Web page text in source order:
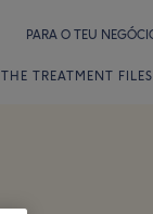
PARA O TEU
THE TREATMENT FILES